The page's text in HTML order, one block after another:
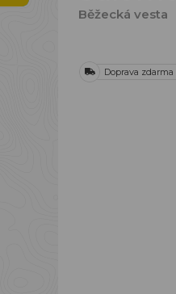
Běžecká vesta
Doprava zdarma